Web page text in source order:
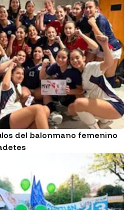
del balonmano femenino